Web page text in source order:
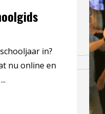
in?
nu online en